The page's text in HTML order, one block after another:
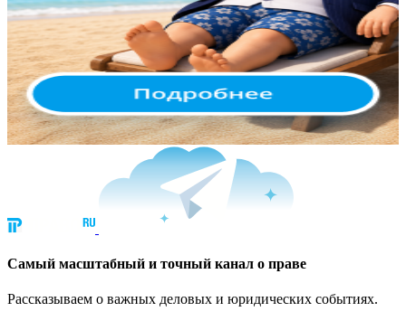
Cамый масштабный и точный канал о праве
Рассказываем о важных деловых и юридических событиях.